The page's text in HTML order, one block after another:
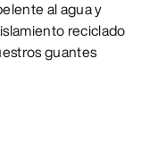
al agua y
reciclado
guantes